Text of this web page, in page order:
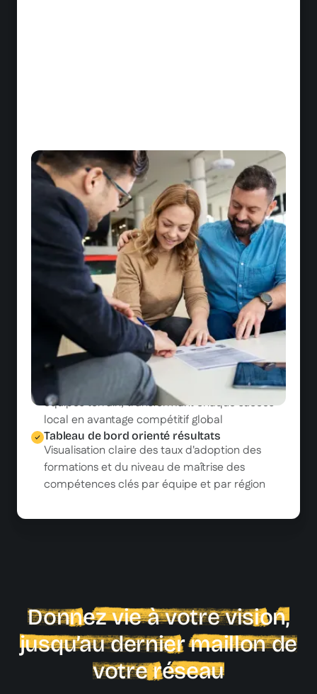
Déploiement stratégique accéléré
Une solution qui réduit drastiquement le temps
entre la conception d'une stratégie et sa mise
en œuvre effective sur le terrain par
l'ensemble de vos équipes
Radar d'excellence opérationnelle
Identification instantanée des écarts de
performance et déploiement ciblé des
formations correctives là où elles génèrent le
plus d'impact business
Capitalisation sur l'intelligence collective
Mécanismes d'identification et de diffusion des
pratiques d'excellence générées par vos
équipes terrain, transformant chaque succès
local en avantage compétitif global
Tableau de bord orienté résultats
Visualisation claire des taux d'adoption des
formations et du niveau de maîtrise des
compétences clés par équipe et par région
Donnez vie à votre vision,
jusqu’au dernier maillon de
votre réseau